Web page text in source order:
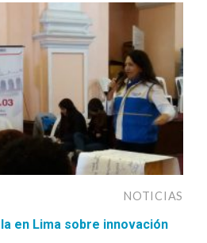
NOTICIAS
en Lima sobre innovación